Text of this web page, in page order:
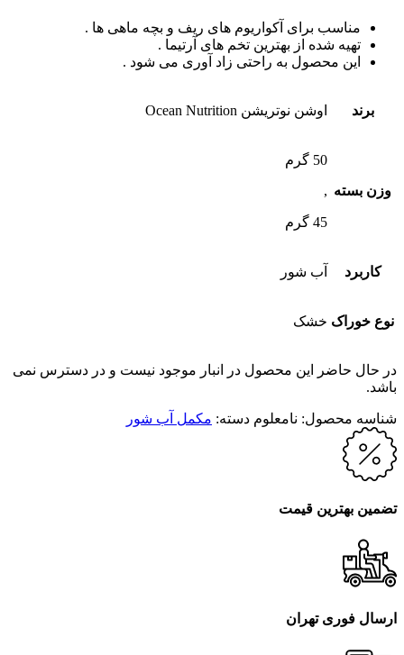
مناسب برای آکواریوم های ریف و بچه ماهی ها .
تهیه شده از بهترین تخم های آرتیما .
این محصول به راحتی زاد آوری می شود .
برند اوشن نوتریشن Ocean Nutrition
وزن بسته
50 گرم
,
45 گرم
کاربرد آب شور
نوع خوراک خشک
در حال حاضر این محصول در انبار موجود نیست و در دسترس نمی
باشد.
شناسه محصول: نامعلوم دسته: مکمل آب شور
تضمین بهترین قیمت
ارسال فوری تهران